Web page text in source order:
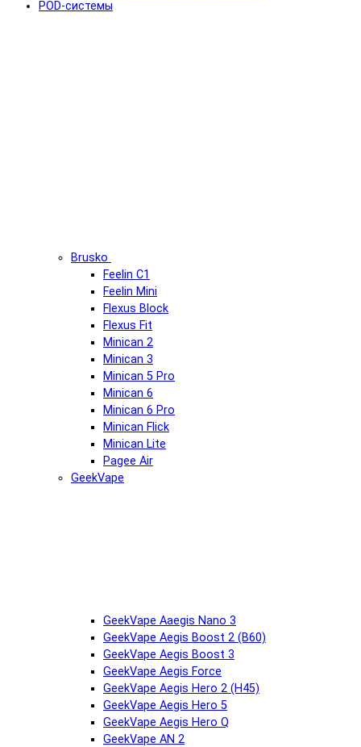
POD-системы
Brusko
Feelin C1
Feelin Mini
Flexus Block
Flexus Fit
Minican 2
Minican 3
Minican 5 Pro
Minican 6
Minican 6 Pro
Minican Flick
Minican Lite
Pagee Air
GeekVape
GeekVape Aaegis Nano 3
GeekVape Aegis Boost 2 (B60)
GeekVape Aegis Boost 3
GeekVape Aegis Force
GeekVape Aegis Hero 2 (H45)
GeekVape Aegis Hero 5
GeekVape Aegis Hero Q
GeekVape AN 2